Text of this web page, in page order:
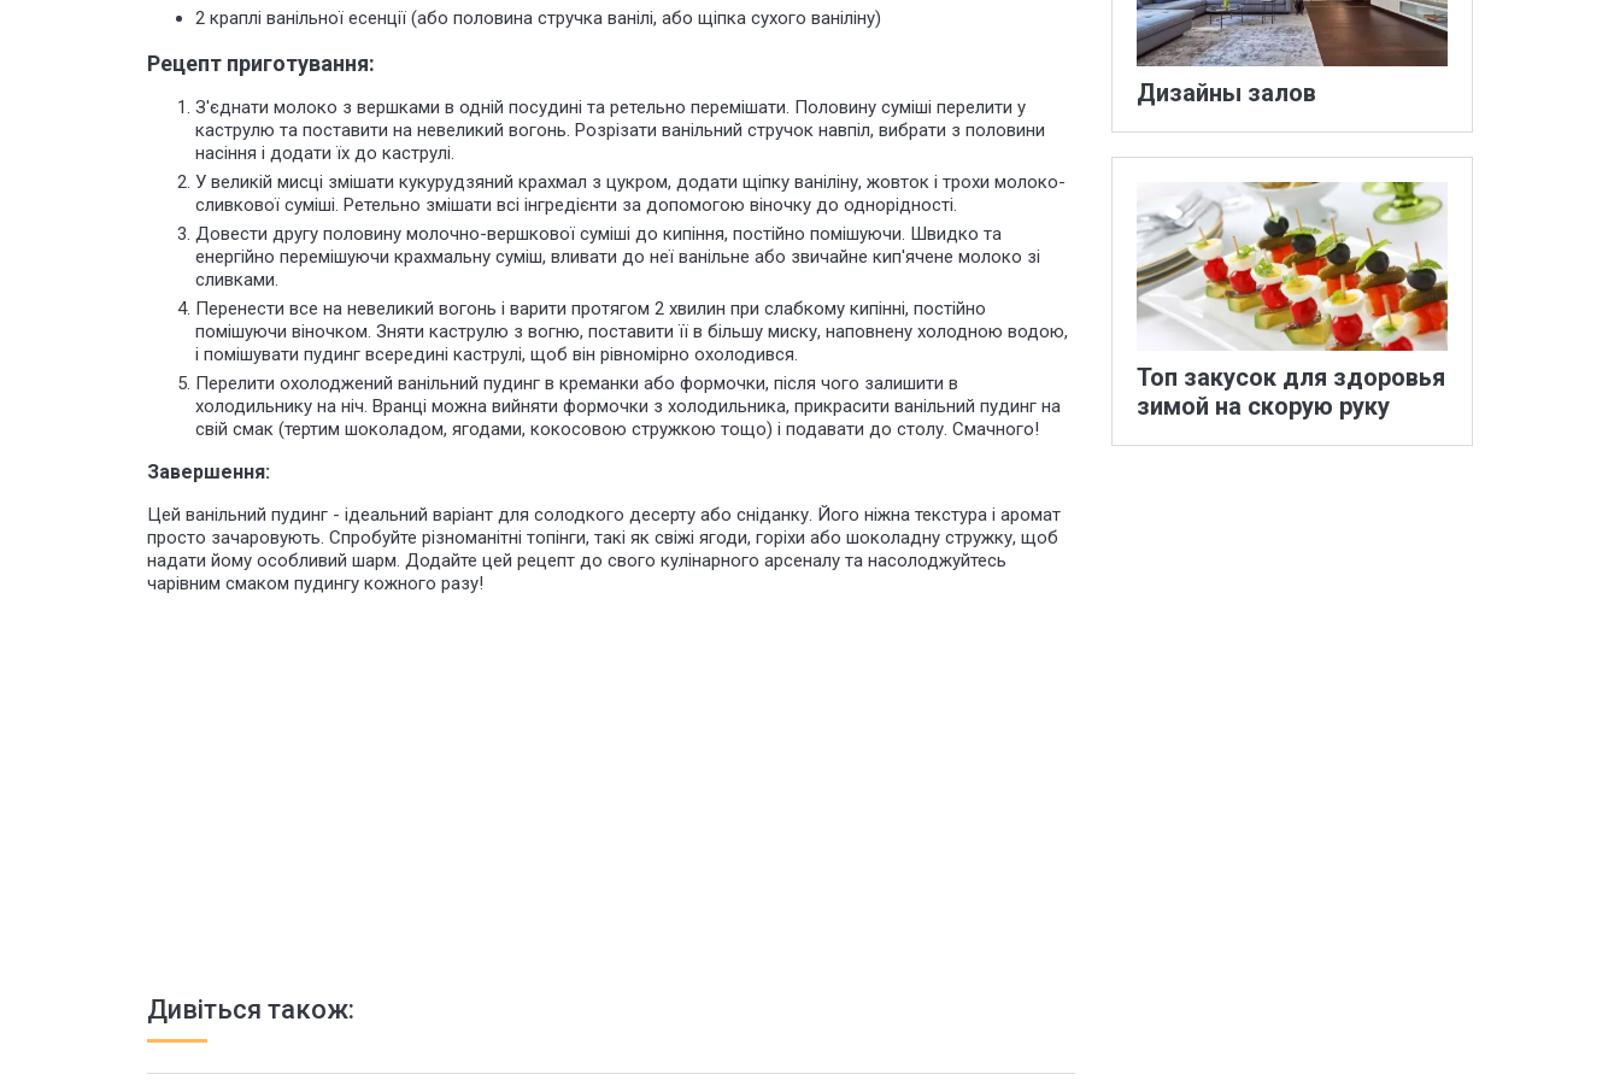
2 краплі ванільної есенції (або половина стручка ванілі, або щіпка сухого ваніліну)
Рецепт приготування:
З'єднати молоко з вершками в одній посудині та ретельно перемішати. Половину суміші перелити у
каструлю та поставити на невеликий вогонь. Розрізати ванільний стручок навпіл, вибрати з половини
насіння і додати їх до каструлі.
У великій мисці змішати кукурудзяний крахмал з цукром, додати щіпку ваніліну, жовток і трохи молоко-
сливкової суміші. Ретельно змішати всі інгредієнти за допомогою віночку до однорідності.
Довести другу половину молочно-вершкової суміші до кипіння, постійно помішуючи. Швидко та
енергійно перемішуючи крахмальну суміш, вливати до неї ванільне або звичайне кип'ячене молоко зі
сливками.
Перенести все на невеликий вогонь і варити протягом 2 хвилин при слабкому кипінні, постійно
помішуючи віночком. Зняти каструлю з вогню, поставити її в більшу миску, наповнену холодною водою,
і помішувати пудинг всередині каструлі, щоб він рівномірно охолодився.
Перелити охолоджений ванільний пудинг в креманки або формочки, після чого залишити в
холодильнику на ніч. Вранці можна вийняти формочки з холодильника, прикрасити ванільний пудинг на
свій смак (тертим шоколадом, ягодами, кокосовою стружкою тощо) і подавати до столу. Смачного!
Завершення:
Цей ванільний пудинг - ідеальний варіант для солодкого десерту або сніданку. Його ніжна текстура і аромат
просто зачаровують. Спробуйте різноманітні топінги, такі як свіжі ягоди, горіхи або шоколадну стружку, щоб
надати йому особливий шарм. Додайте цей рецепт до свого кулінарного арсеналу та насолоджуйтесь
чарівним смаком пудингу кожного разу!
Дивіться також:
Дизайны залов
Топ закусок для здоровья
зимой на скорую руку